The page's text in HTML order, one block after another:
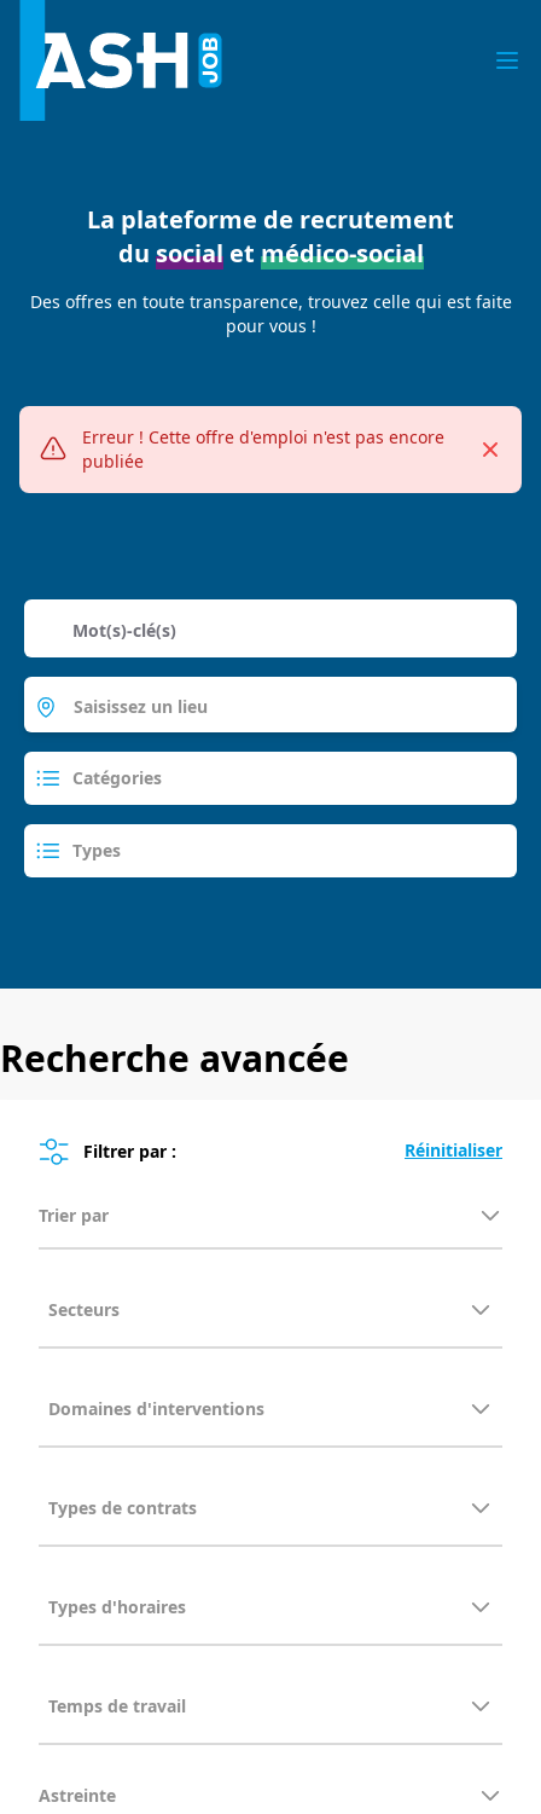
La plateforme de recrutement
du socialet médico-social
Des offres en toute transparence, trouvez celle qui est faite
pour vous !
Alerte erreur
Erreur ! Cette offre d'emploi n'est pas encore
publiée
Fermer
Recherche avancée
Filtrer par :
Trier par
Astreinte